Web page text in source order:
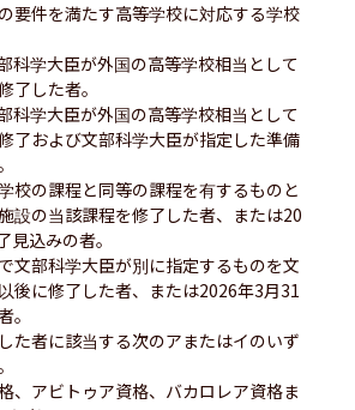
要件を満たす高等学校に対応する学校
科学大臣が外国の高等学校相当として
了した者。
科学大臣が外国の高等学校相当として
了および文部科学大臣が指定した準備
校の課程と同等の課程を有するものと
設の当該課程を修了した者、または20
込みの者。
文部科学大臣が別に指定するものを文
後に修了した者、または2026年3月31
。
た者に該当する次のアまたはイのいず
、アビトゥア資格、バカロレア資格ま